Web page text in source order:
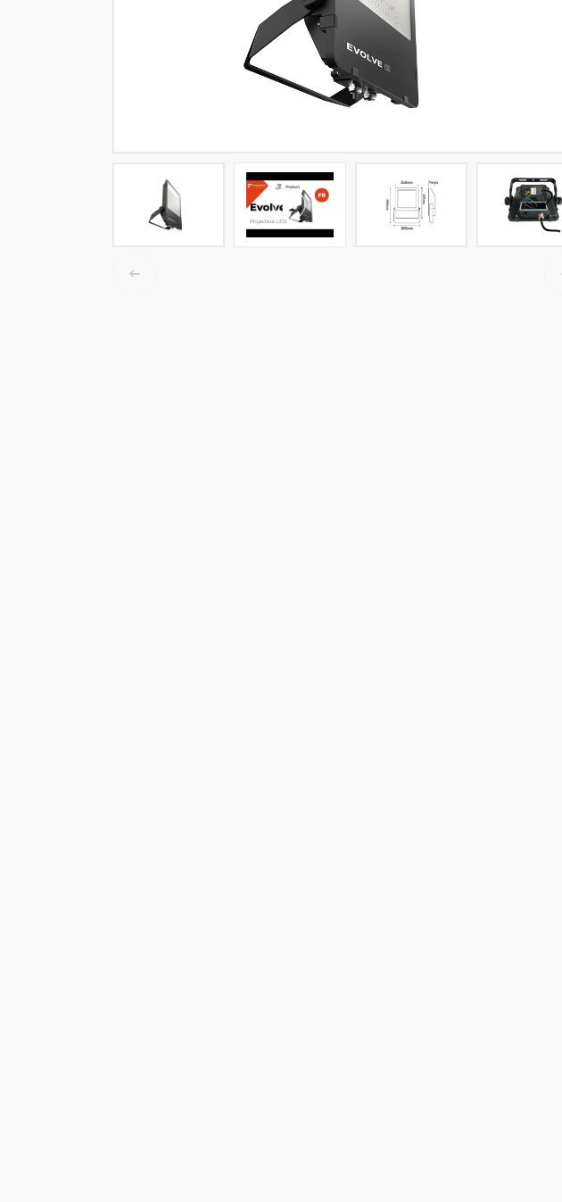
LED tracklights
Smartlighting
Half waterdichte armaturen
Plafond & wandarmaturen